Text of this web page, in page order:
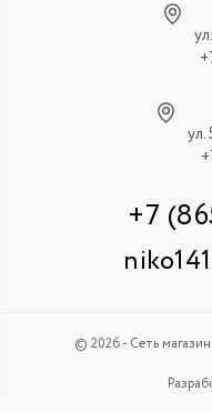
+7
© 2026 - Сеть